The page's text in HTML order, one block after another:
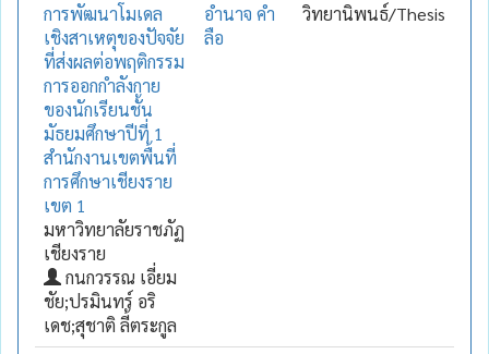
การพัฒนาโมเดล
เชิงสาเหตุของปัจจัย
ที่ส่งผลต่อพฤติกรรม
การออกกำลังกาย
ของนักเรียนชั้น
มัธยมศึกษาปีที่ 1
สำนักงานเขตพื้นที่
การศึกษาเชียงราย
เขต 1
มหาวิทยาลัยราชภัฏ
เชียงราย
กนกวรรณ เอี่ยม
ชัย;ปรมินทร์ อริ
เดช;สุชาติ ลี้ตระกูล
อำนาจ คำ
ลือ
วิทยานิพนธ์/Thesis